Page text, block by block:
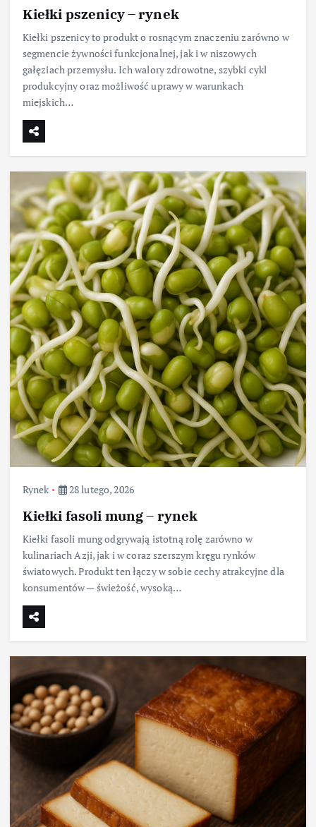
Kiełki pszenicy – rynek
Kiełki pszenicy to produkt o rosnącym znaczeniu zarówno w
segmencie żywności funkcjonalnej, jak i w niszowych
gałęziach przemysłu. Ich walory zdrowotne, szybki cykl
produkcyjny oraz możliwość uprawy w warunkach
miejskich…
Rynek 28 lutego, 2026
Kiełki fasoli mung – rynek
Kiełki fasoli mung odgrywają istotną rolę zarówno w
kulinariach Azji, jak i w coraz szerszym kręgu rynków
światowych. Produkt ten łączy w sobie cechy atrakcyjne dla
konsumentów — świeżość, wysoką…